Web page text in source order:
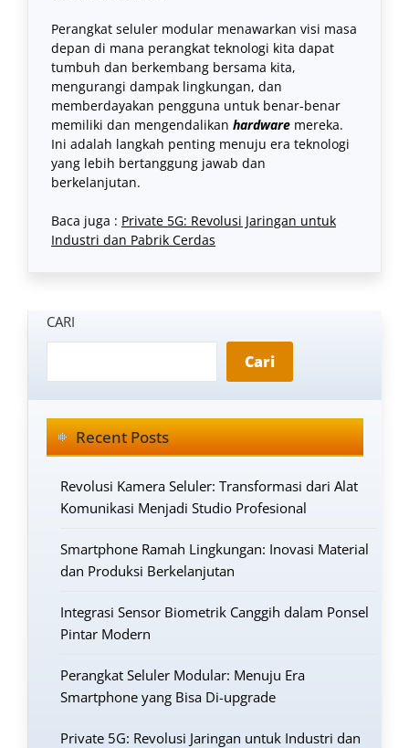
Perangkat seluler modular menawarkan visi masa
depan di mana perangkat teknologi kita dapat
tumbuh dan berkembang bersama kita,
mengurangi dampak lingkungan, dan
memberdayakan pengguna untuk benar-benar
memiliki dan mengendalikan hardware mereka.
Ini adalah langkah penting menuju era teknologi
yang lebih bertanggung jawab dan
berkelanjutan.
Baca juga : Private 5G: Revolusi Jaringan untuk
Industri dan Pabrik Cerdas
CARI
Cari
Recent Posts
Revolusi Kamera Seluler: Transformasi dari Alat
Komunikasi Menjadi Studio Profesional
Smartphone Ramah Lingkungan: Inovasi Material
dan Produksi Berkelanjutan
Integrasi Sensor Biometrik Canggih dalam Ponsel
Pintar Modern
Perangkat Seluler Modular: Menuju Era
Smartphone yang Bisa Di-upgrade
Private 5G: Revolusi Jaringan untuk Industri dan